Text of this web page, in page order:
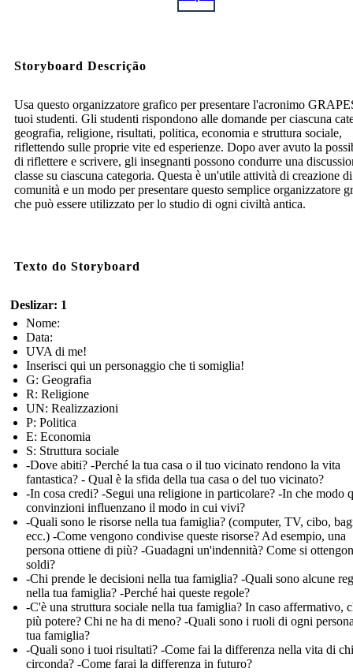
Storyboard Descrição
Usa questo organizzatore grafico per presentare l'acronimo
tuoi studenti. Gli studenti rispondono alle domande per ciascuna
geografia, religione, risultati, politica, economia e struttura sociale,
riflettendo sulle proprie vite ed esperienze. Dopo aver avuto la
di riflettere e scrivere, gli insegnanti possono condurre una
classe su ciascuna categoria. Questa è un'utile attività di creazione di
comunità e un modo per presentare questo semplice organizzatore
che può essere utilizzato per lo studio di ogni civiltà antica.
Texto do Storyboard
Deslizar: 1
Nome:
Data:
UVA di me!
Inserisci qui un personaggio che ti somiglia!
G: Geografia
R: Religione
UN: Realizzazioni
P: Politica
E: Economia
S: Struttura sociale
-Dove abiti? -Perché la tua casa o il tuo vicinato rendono la vita
fantastica? - Qual è la sfida della tua casa o del tuo vicinato?
-In cosa credi? -Segui una religione in particolare? -In che modo
convinzioni influenzano il modo in cui vivi?
-Quali sono le risorse nella tua famiglia? (computer, TV, cibo,
ecc.) -Come vengono condivise queste risorse? Ad esempio, una
persona ottiene di più? -Guadagni un'indennità? Come si
soldi?
-Chi prende le decisioni nella tua famiglia? -Quali sono alcune
nella tua famiglia? -Perché hai queste regole?
-C'è una struttura sociale nella tua famiglia? In caso affermativo,
più potere? Chi ne ha di meno? -Quali sono i ruoli di ogni
tua famiglia?
-Quali sono i tuoi risultati? -Come fai la differenza nella vita di
circonda? -Come farai la differenza in futuro?